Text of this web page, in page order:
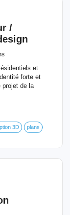
/
et
forte et
projet de la
3D plans